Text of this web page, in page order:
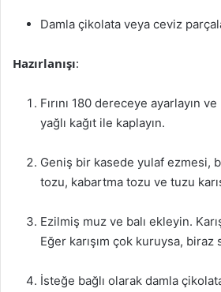
Damla çikolata veya ceviz
Hazırlanışı:
Fırını 180 dereceye ayarlayın
yağlı kağıt ile kaplayın.
Geniş bir kasede yulaf ezmesi,
tozu, kabartma tozu ve tuzu
Ezilmiş muz ve balı ekleyin.
Eğer karışım çok kuruysa,
İsteğe bağlı olarak damla